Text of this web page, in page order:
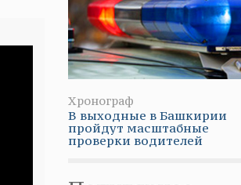
Хронограф
В выходные в Башкирии
пройдут масштабные
проверки водителей